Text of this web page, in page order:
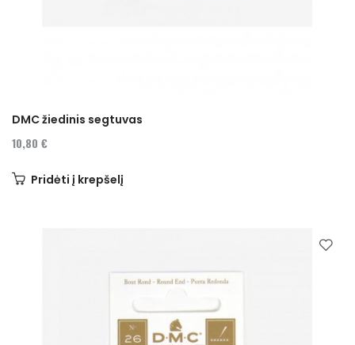
DMC žiedinis segtuvas
10,80 €
Pridėti į krepšelį